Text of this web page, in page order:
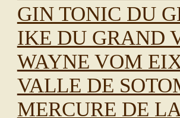
GIN TONIC DU
IKE DU GRAND
WAYNE VOM
VALLE DE
MERCURE DE